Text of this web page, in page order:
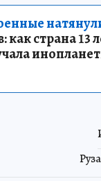
страна 13